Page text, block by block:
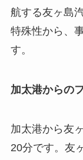
航する友ヶ島
特殊性から、
す。
加太港からの
加太港から友
20分です。友